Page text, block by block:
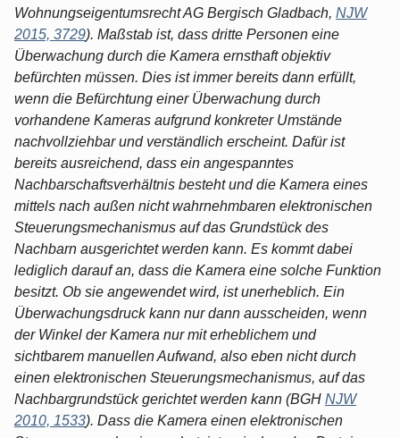
Wohnungseigentumsrecht AG Bergisch Gladbach, NJW
2015, 3729). Maßstab ist, dass dritte Personen eine
Überwachung durch die Kamera ernsthaft objektiv
befürchten müssen. Dies ist immer bereits dann erfüllt,
wenn die Befürchtung einer Überwachung durch
vorhandene Kameras aufgrund konkreter Umstände
nachvollziehbar und verständlich erscheint. Dafür ist
bereits ausreichend, dass ein angespanntes
Nachbarschaftsverhältnis besteht und die Kamera eines
mittels nach außen nicht wahrnehmbaren elektronischen
Steuerungsmechanismus auf das Grundstück des
Nachbarn ausgerichtet werden kann. Es kommt dabei
lediglich darauf an, dass die Kamera eine solche Funktion
besitzt. Ob sie angewendet wird, ist unerheblich. Ein
Überwachungsdruck kann nur dann ausscheiden, wenn
der Winkel der Kamera nur mit erheblichem und
sichtbarem manuellen Aufwand, also eben nicht durch
einen elektronischen Steuerungsmechanismus, auf das
Nachbargrundstück gerichtet werden kann (BGH NJW
2010, 1533). Dass die Kamera einen elektronischen